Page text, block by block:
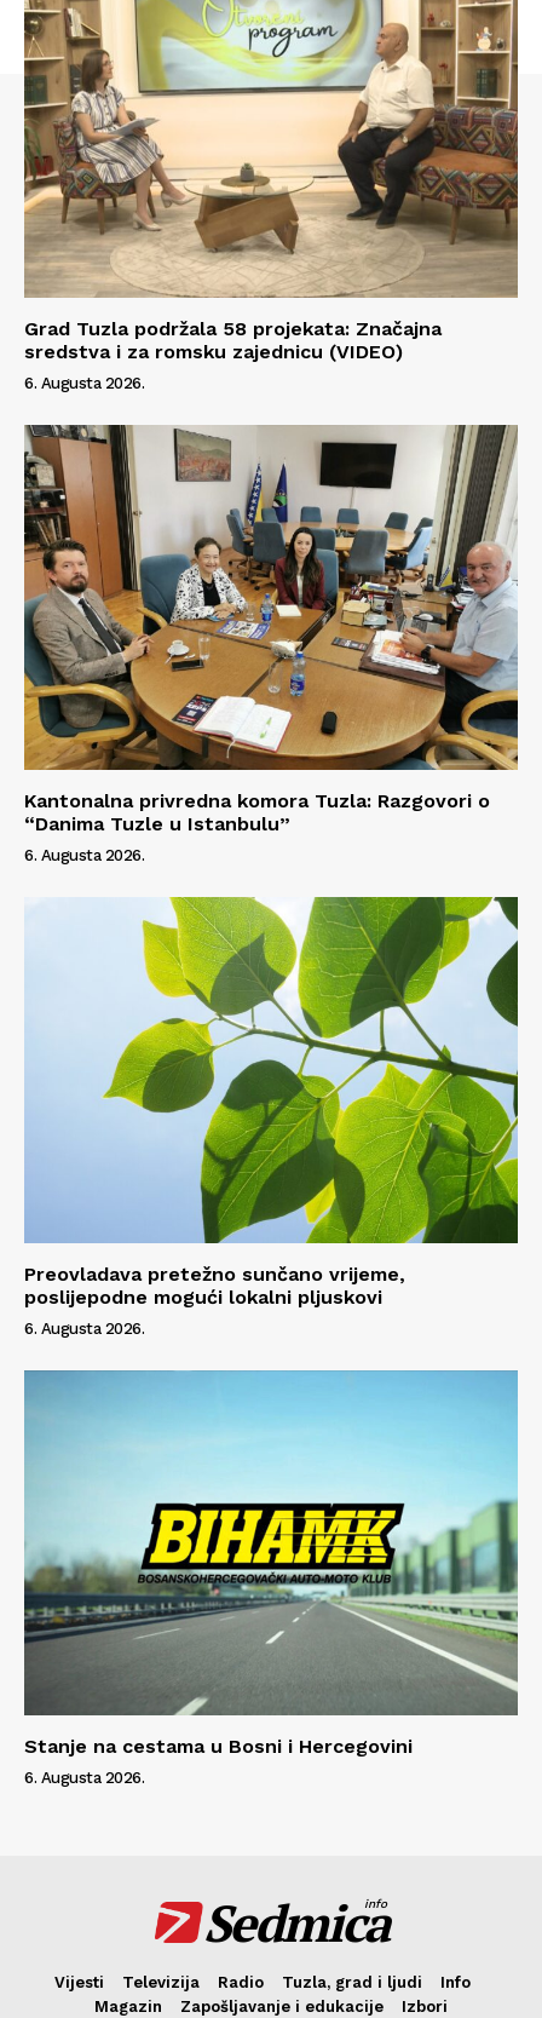
Grad Tuzla podržala 58 projekata: Značajna
sredstva i za romsku zajednicu (VIDEO)
6. Augusta 2026.
Kantonalna privredna komora Tuzla: Razgovori o
“Danima Tuzle u Istanbulu”
6. Augusta 2026.
Preovladava pretežno sunčano vrijeme,
poslijepodne mogući lokalni pljuskovi
6. Augusta 2026.
Stanje na cestama u Bosni i Hercegovini
6. Augusta 2026.
Sedmica
info
Vijesti Televizija Radio Tuzla, grad i ljudi
Info
Magazin
Zapošljavanje i edukacije Izbori